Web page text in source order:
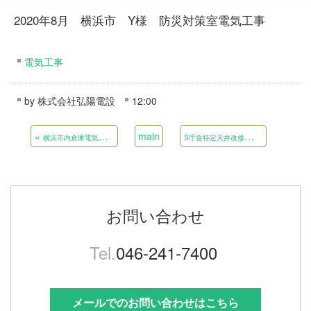
2020年8月 横浜市 Y様 防災対策室電気工事
電気工事
by 株式会社弘陽電設 12:00
«横浜市内倉庫電気及びエアコン設置工事 main S
庁舎特定天井改修（電気）工事
お問い合わせ
Tel.046-241-7400
メールでのお問い合わせはこちら